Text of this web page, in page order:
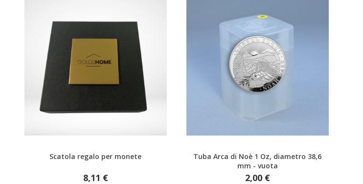
Scatola regalo per monete
8,11 €
Tuba Arca di Noè 1 Oz, diametro 38,6
mm - vuota
2,00 €